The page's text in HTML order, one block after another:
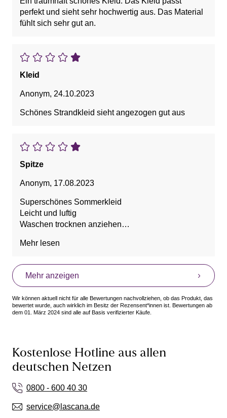
perfekt und sieht sehr hochwertig aus. Das Material
fühlt sich sehr gut an.
Kleid
Anonym, 24.10.2023
Schönes Strandkleid sieht angezogen gut aus
Spitze
Anonym, 17.08.2023
Superschönes Sommerkleid
Leicht und luftig
Waschen trocknen anziehen
Mehr lesen
Mehr anzeigen
Wir können aktuell nicht für alle Bewertungen nachvollziehen, ob das Produkt, das
bewertet wurde, auch wirklich im Besitz der Rezensent*innen ist. Bewertungen ab
dem 01. März 2024 sind alle auf Basis verifizierter Käufe.
Kostenlose Hotline aus allen
deutschen Netzen
0800 - 600 40 30
service@lascana.de